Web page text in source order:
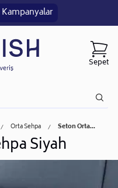
Kampanyalar
Sepet
Orta Sehpa Seton Orta...
Siyah